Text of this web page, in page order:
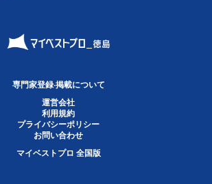
専門家登録·掲載について
運営会社
利用規約
プライバシーポリシー
お問い合わせ
マイベストプロ 全国版